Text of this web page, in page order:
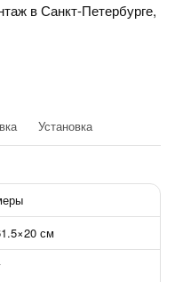
в Санкт-Петербурге,
Установка
см